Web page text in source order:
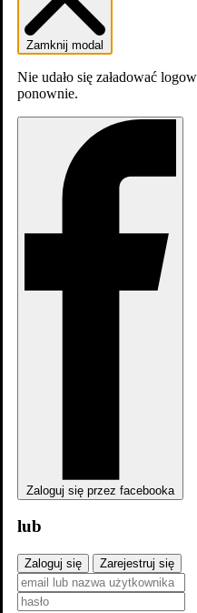
Zamknij modal
Nie udało się załadować
ponownie.
Zaloguj się przez facebooka
lub
Zaloguj się Zarejestruj się